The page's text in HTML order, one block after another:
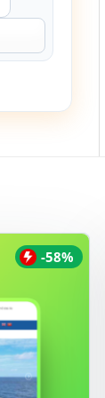
-58%